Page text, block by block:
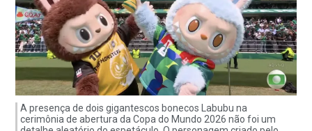
A presença de dois gigantescos bonecos Labubu na
cerimônia de abertura da Copa do Mundo 2026 não foi um